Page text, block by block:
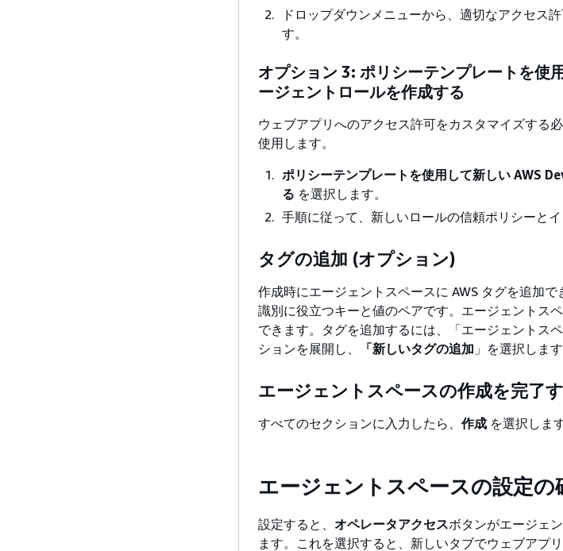
ドロップダウンメニューから、適切なアクセス
す。
オプション 3: ポリシーテンプレートを使
ージェントロールを作成する
ウェブアプリへのアクセス許可をカスタマイズする
使用します。
ポリシーテンプレートを使用して新しい AWS
る を選択します。
手順に従って、新しいロールの信頼ポリシーと
タグの追加 (オプション)
作成時にエージェントスペースに AWS タグを追加
識別に役立つキーと値のペアです。エージェントス
できます。タグを追加するには、
「エージェントス
ションを展開し、
「新しいタグの追加 」を選択します
エージェントスペースの作成を完了
すべてのセクションに入力したら、 作成 を選択します
エージェントスペースの設定の
設定すると、 オペレータアクセスボタンがエージェ
ます。これを選択すると、新しいタブでウェブアプ